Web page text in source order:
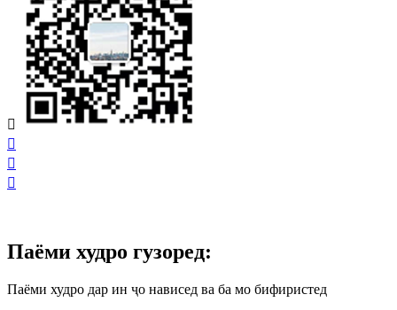




Паёми худро гузоред:
Паёми худро дар ин ҷо нависед ва ба мо бифиристед